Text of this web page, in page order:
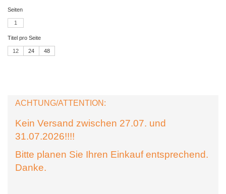
Seiten
1
Titel pro Seite
12 24 48
ACHTUNG/ATTENTION:
Kein Versand zwischen 27.07. und
31.07.2026!!!!
Bitte planen Sie Ihren Einkauf entsprechend.
Danke.